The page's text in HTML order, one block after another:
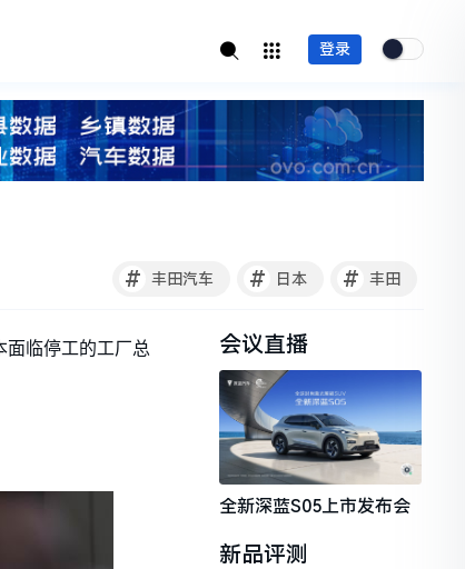
登录
# 丰田汽车 # 日本 # 丰田
面临停工的工厂总
会议直播
全新深蓝S05上市发布会
新品评测